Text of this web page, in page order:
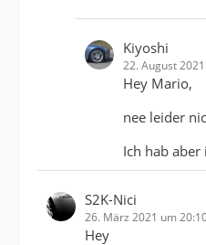
Kiyoshi
22. August
Hey Mario,
nee leider
Ich hab
S2K-Nici
26. März 2021 um
Hey